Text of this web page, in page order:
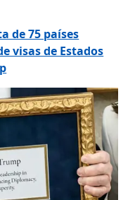
de 75 países
visas de Estados